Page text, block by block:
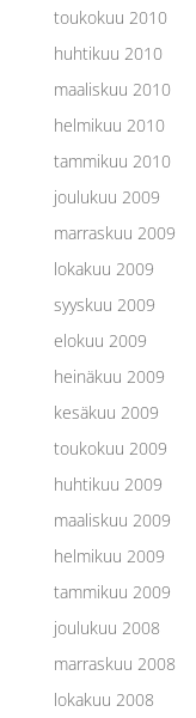
toukokuu 2010
huhtikuu 2010
maaliskuu 2010
helmikuu 2010
tammikuu 2010
joulukuu 2009
marraskuu 2009
lokakuu 2009
syyskuu 2009
elokuu 2009
heinäkuu 2009
kesäkuu 2009
toukokuu 2009
huhtikuu 2009
maaliskuu 2009
helmikuu 2009
tammikuu 2009
joulukuu 2008
marraskuu 2008
lokakuu 2008